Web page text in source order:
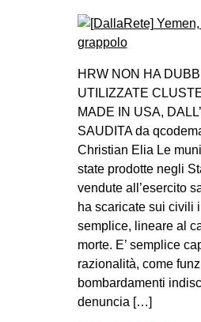
HRW NON HA
UTILIZZATE
MADE IN USA,
SAUDITA da
Christian Elia Le
state prodotte negli
vendute all’esercito
ha scaricate sui civili
semplice, lineare al
morte. E’ semplice
razionalità, come
bombardamenti
denuncia […]